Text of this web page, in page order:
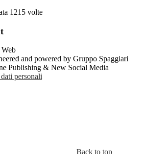
1215 volte
and powered by Gruppo Spaggiari
Publishing & New Social Media
personali
Back to top